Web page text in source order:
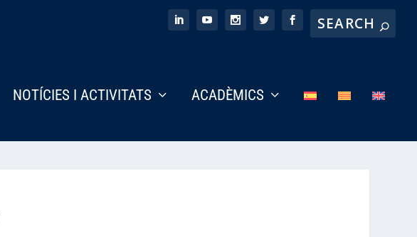
NOTÍCIES I ACTIVITATS ACADÈMICS